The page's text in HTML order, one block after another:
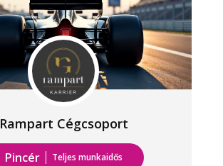
Rampart Cégcsoport
Pincér Teljes munkaidős